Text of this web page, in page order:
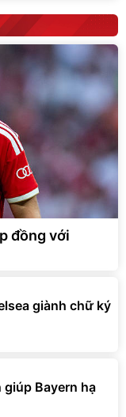
đồng với
giành chữ ký
giúp Bayern hạ